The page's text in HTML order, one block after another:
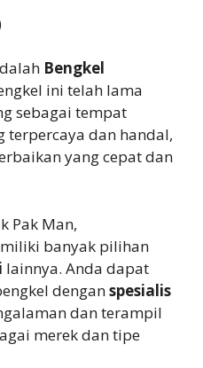
Bengkel
ini telah lama
sebagai tempat
terpercaya dan handal,
yang cepat dan
Pak Man,
banyak pilihan
lainnya. Anda dapat
denganspesialis
dan terampil
merek dan tipe